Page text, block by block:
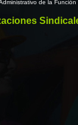
de la Función